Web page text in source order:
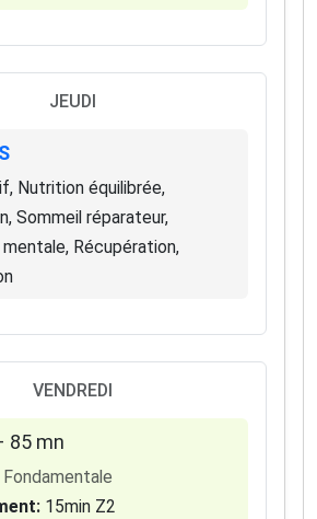
JEUDI
Nutrition équilibrée,
Sommeil réparateur,
Récupération,
VENDREDI
85 mn
Fondamentale
15min Z2